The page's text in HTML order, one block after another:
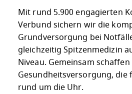
Mit rund 5.900 engagierten
Verbund sichern wir die
Grundversorgung bei
gleichzeitig Spitzenmedizin
Niveau. Gemeinsam
Gesundheitsversorgung, die
rund um die Uhr.